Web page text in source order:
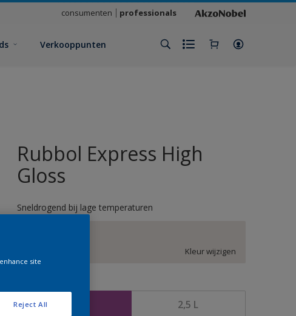
consumenten professionals
Verkooppunten
Rubbol Express High
Gloss
Sneldrogend bij lage temperaturen
Kleur wijzigen
2,5 L
site
Reject All